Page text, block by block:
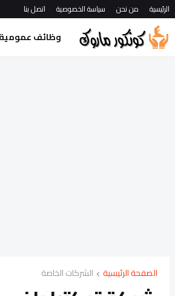
الرئيسية من نحن سياسة الخصوصية اتصل بنا
وظائف عمومية
الصفحة الرئيسية الشركات الخاصة